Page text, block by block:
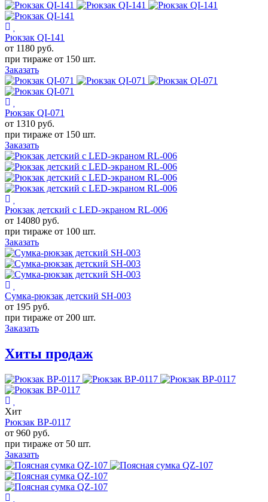
Рюкзак QI-141
от 1180 руб.
при тираже от 150 шт.
Заказать
Рюкзак QI-071
от 1310 руб.
при тираже от 150 шт.
Заказать
Рюкзак детский с LED-экраном RL-006
от 14080 руб.
при тираже от 100 шт.
Заказать
Сумка-рюкзак детский SH-003
от 195 руб.
при тираже от 200 шт.
Заказать
Хиты продаж
Хит
Рюкзак BP-0117
от 960 руб.
при тираже от 50 шт.
Заказать